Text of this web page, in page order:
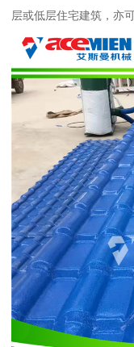
层或低层住宅建筑，亦